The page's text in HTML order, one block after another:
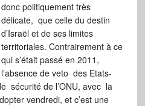
donc politiquement très
délicate, que celle du destin
d’Israël et de ses limites
territoriales. Contrairement à ce
qui s’était passé en 2011,
l’absence de veto des Etats-
sécurité de l’ONU, avec la
vendredi, et c’est une